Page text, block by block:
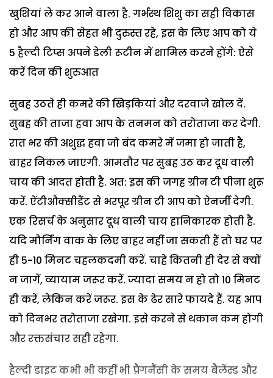
खुशियां ले कर आने वाला है. गर्भस्थ शिशु का सही विकास
हो और आप की सेहत भी दुरुस्त रहे, इस के लिए आप को ये
5 हैल्दी टिप्स अपने डेली रूटीन में शामिल करने होंगे: ऐसे
करें दिन की शुरुआत
सुबह उठते ही कमरे की खिड़कियां और दरवाजे खोल दें.
सुबह की ताजा हवा आप के तनमन को तरोताजा कर देगी.
रात भर की अशुद्ध हवा जो बंद कमरे में जमा हो जाती है,
बाहर निकल जाएगी. आमतौर पर सुबह उठ कर दूध वाली
चाय की आदत होती है. अत: इस की जगह ग्रीन टी पीना शुरू
करें. ऐंटीऔक्सीडैंट से भरपूर ग्रीन टी आप को ऐनर्जी देगी.
एक रिसर्च के अनुसार दूध वाली चाय हानिकारक होती है.
यदि मौर्निंग वाक के लिए बाहर नहीं जा सकती हैं तो घर पर
ही 5-10 मिनट चहलकदमी करें. चाहे कितनी ही देर से क्यों
न जागें, व्यायाम जरूर करें. ज्यादा समय न हो तो 10 मिनट
ही करें, लेकिन करें जरूर. इस के ढेर सारे फायदे हैं. यह आप
को दिनभर तरोताजा रखेगा. इसे करने से थकान कम होगी
और रक्तसंचार सही रहेगा.
हैल्दी डाइट कभी भी कहीं भी प्रैगनैंसी के समय बैलेंस्ड और